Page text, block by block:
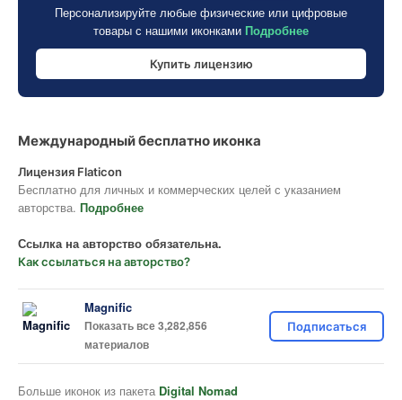
Персонализируйте любые физические или цифровые
товары с нашими иконками Подробнее
Купить лицензию
Международный бесплатно иконка
Лицензия Flaticon
Бесплатно для личных и коммерческих целей с указанием
авторства. Подробнее
Ссылка на авторство обязательна.
Как ссылаться на авторство?
Magnific
Показать все 3,282,856
материалов
Подписаться
Больше иконок из пакета Digital Nomad